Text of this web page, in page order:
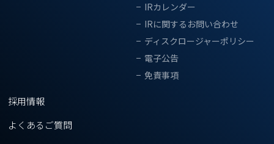
IRカレンダー
IRに関するお問い合わせ
ディスクロージャーポリシー
電子公告
免責事項
採用情報
よくあるご質問